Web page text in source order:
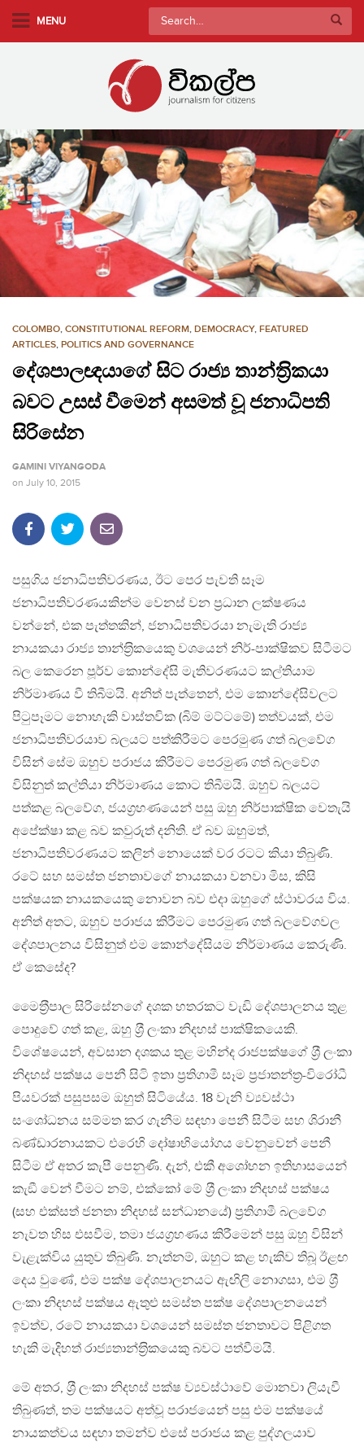
m
a
i
n
c
o
e
MENU
Search
for:
COLOMBO, CONSTITUTIONAL REFORM, DEMOCRACY, FEATURED
ARTICLES, POLITICS AND GOVERNANCE
දේශපාලඥයාගේ සිට රාජ්‍ය තාන්ත‍්‍රිකයා
බවට උසස් වීමෙන් අසමත් වූ ජනාධිපති
සිරිසේන
GAMINI VIYANGODA
on July 10, 2015
පසුගිය ජනාධිපතිවරණය, ඊට පෙර පැවති සෑම
ජනාධිපතිවරණයකින්ම වෙනස් වන ප‍්‍රධාන ලක්ෂණය
වන්නේ, එක පැත්තකින්, ජනාධිපතිවරයා නැමැති රාජ්‍ය
නායකයා රාජ්‍ය තාන්ත‍්‍රිකයෙකු වශයෙන් නිර්-පාක්ෂිකව සිටීමට
බල කෙරෙන පූර්ව කොන්දේසි මැතිවරණයට කල්තියාම
නිර්මාණය වී තිබීමයි. අනිත් පැත්තෙන්, එම කොන්දේසිවලට
පිටුපෑමට නොහැකි වාස්තවික (බිම් මට්ටමේ) තත්වයක්, එම
ජනාධිපතිවරයාව බලයට පත්කිරීමට පෙරමුණ ගත් බලවේග
විසින් සේම ඔහුව පරාජය කිරීමට පෙරමුණ ගත් බලවේග
විසිනුත් කල්තියා නිර්මාණය කොට තිබීමයි. ඔහුව බලයට
පත්කළ බලවේග, ජයග‍්‍රහණයෙන් පසු ඔහු නිර්පාක්ෂික වෙතැයි
අපේක්ෂා කළ බව කවුරුත් දනිති. ඒ බව ඔහුමත්,
ජනාධිපතිවරණයට කලින් නොයෙක් වර රටට කියා තිබුණි.
රටේ සහ සමස්ත ජනතාවගේ නායකයා වනවා මිස, කිසි
පක්ෂයක නායකයෙකු නොවන බව එදා ඔහුගේ ස්ථාවරය විය.
අනිත් අතට, ඔහුව පරාජය කිරීමට පෙරමුණ ගත් බලවේගවල
දේශපාලනය විසිනුත් එම කොන්දේසියම නිර්මාණය කෙරුණි.
ඒ කෙසේද?
මෛත‍්‍රීපාල සිරිසේනගේ දශක හතරකට වැඩි දේශපාලනය තුළ
පොදුවේ ගත් කළ, ඔහු ශ‍්‍රී ලංකා නිදහස් පාක්ෂිකයෙකි.
විශේෂයෙන්, අවසාන දශකය තුළ මහින්ද රාජපක්ෂගේ ශ‍්‍රී ලංකා
නිදහස් පක්ෂය පෙනී සිටි ඉතා ප‍්‍රතිගාමී සෑම ප‍්‍රජාතන්ත‍්‍ර-විරෝධී
පියවරක් පසුපසම ඔහුත් සිටියේය. 18 වැනි ව්‍යවස්ථා
සංශෝධනය සම්මත කර ගැනීම සඳහා පෙනී සිටීම සහ ශිරානී
බණ්ඩාරනායකට එරෙහි දෝෂාභියෝගය වෙනුවෙන් පෙනී
සිටීම ඒ අතර කැපී පෙනුණි. දැන්, එකී අශෝභන ඉතිහාසයෙන්
කැඞී වෙන් වීමට නම්, එක්කෝ මේ ශ‍්‍රී ලංකා නිදහස් පක්ෂය
(සහ එක්සත් ජනතා නිදහස් සන්ධානයේ) ප‍්‍රතිගාමී බලවේග
නැවත හිස එසවීම, තමා ජයග‍්‍රහණය කිරීමෙන් පසු ඔහු විසින්
වැළැක්විය යුතුව තිබුණි. නැත්නම්, ඔහුට කළ හැකිව තිබූ ඊළඟ
දෙය වුණේ, එම පක්ෂ දේශපාලනයට ඇඟිලි නොගසා, එම ශ‍්‍රී
ලංකා නිදහස් පක්ෂය ඇතුළු සමස්ත පක්ෂ දේශපාලනයෙන්
ඉවත්ව, රටේ නායකයා වශයෙන් සමස්ත ජනතාවට පිළිගත
හැකි මැදිහත් රාජ්‍යතාන්ත‍්‍රිකයෙකු බවට පත්වීමයි.
මේ අතර, ශ‍්‍රී ලංකා නිදහස් පක්ෂ ව්‍යවස්ථාවේ මොනවා ලියැවී
තිබුණත්, තම පක්ෂයට අත්වූ පරාජයෙන් පසු එම පක්ෂයේ
නායකත්වය සඳහා තමන්ව එසේ පරාජය කළ පුද්ගලයාව